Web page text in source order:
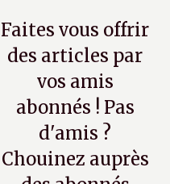
Faites vous offrir
des articles par
vos amis
abonnés ! Pas
d'amis ?
Chouinez auprès